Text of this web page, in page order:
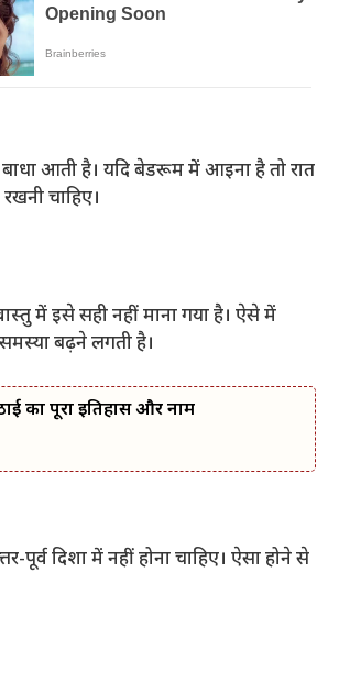
आती है। यदि बेडरूम में आइना है तो रात
चाहिए।
में इसे सही नहीं माना गया है। ऐसे में
बढ़ने लगती है।
का पूरा इतिहास और नाम
दिशा में नहीं होना चाहिए। ऐसा होने से